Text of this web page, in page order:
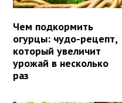
Чем подкормить
огурцы: чудо-рецепт,
который увеличит
урожай в несколько
раз